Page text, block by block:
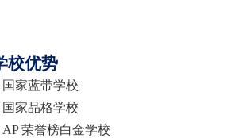
校优势
国家蓝带学校
国家品格学校
AP 荣誉榜白金学校